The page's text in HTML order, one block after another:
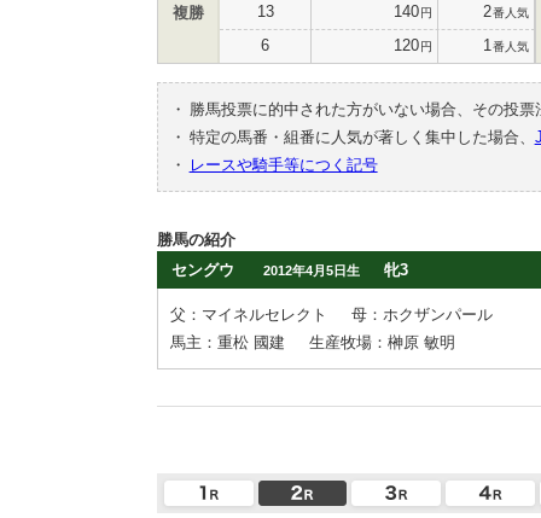
複勝 13 140円 2番人気
6 120円 1 番人気
・
勝馬投票に的中された方がいない場合、その投
・ 特定の馬番・組番に人気が著しく集中した場合、
・
レースや騎手等につく記号
勝馬の紹介
セングウ
2012年4月5日生 牝3
父：マイネルセレクト
母：ホクザンパール
馬主：重松 國建
生産牧場：榊原 敏明